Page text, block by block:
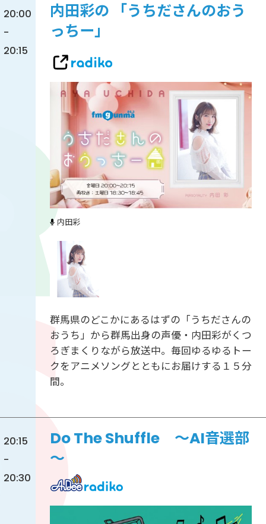
20:00
-
20:15
内田彩の 「うちださんのおう
っちー」
内田彩
群馬県のどこかにあるはずの「うちださんの
おうち」から群馬出身の声優・内田彩がくつ
ろぎまくりながら放送中。毎回ゆるゆるトー
クをアニメソングとともにお届けする１５分
間。
20:15
-
20:30
Do The Shuffle ～AI音選部
～